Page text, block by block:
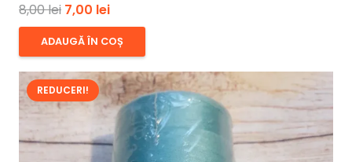
8,00lei Prețul
inițial
a
fost:
8,00 lei.
7,00 leiPrețul
curent
este:
7,00 lei.
ADAUGĂ ÎN COȘ
REDUCERI!